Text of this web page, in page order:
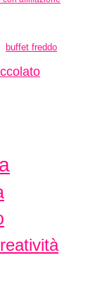
buffet freddo